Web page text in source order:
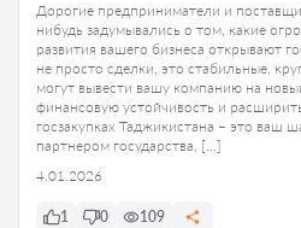
Дорогие предприниматели и
нибудь задумывались о том, какие
развития вашего бизнеса открывают
не просто сделки, это стабильные,
могут вывести вашу компанию на
финансовую устойчивость и
госзакупках Таджикистана – это ваш
партнером государства, […]
4.01.2026
1 0 109